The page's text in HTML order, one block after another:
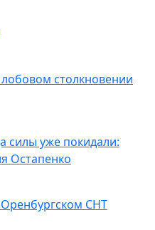
столкновении
силы уже покидали:
Остапенко
СНТ